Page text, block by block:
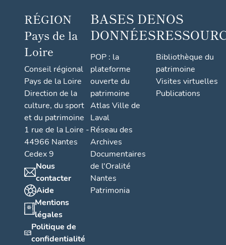
RÉGION
Pays de la
Loire
Conseil régional
Pays de la Loire
Direction de la
culture, du sport
et du patrimoine
1 rue de la Loire -
44966 Nantes
Cedex 9
Nous
contacter
Aide
Mentions
légales
Politique de
confidentialité
BASES DE
DONNÉES
POP : la
plateforme
ouverte du
patrimoine
Atlas Ville de
Laval
Réseau des
Archives
Documentaires
de l'Oralité
Nantes
Patrimonia
NOS
Bibliothèque du
patrimoine
Visites virtuelles
Publications